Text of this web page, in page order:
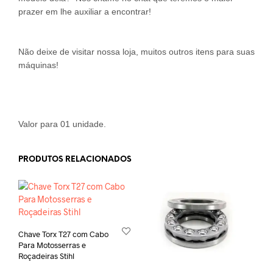
prazer em lhe auxiliar a encontrar!
Não deixe de visitar nossa loja, muitos outros itens para suas
máquinas!
Valor para 01 unidade.
PRODUTOS RELACIONADOS
Chave Torx T27 com Cabo
Para Motosserras e
Roçadeiras Stihl